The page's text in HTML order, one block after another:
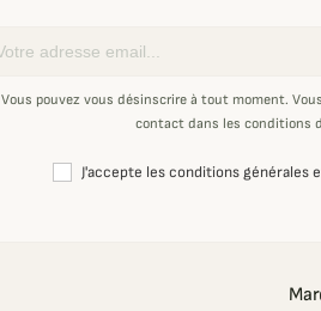
Vous pouvez vous désinscrire à tout moment.
contact dans les conditions
J'accepte les conditions générales